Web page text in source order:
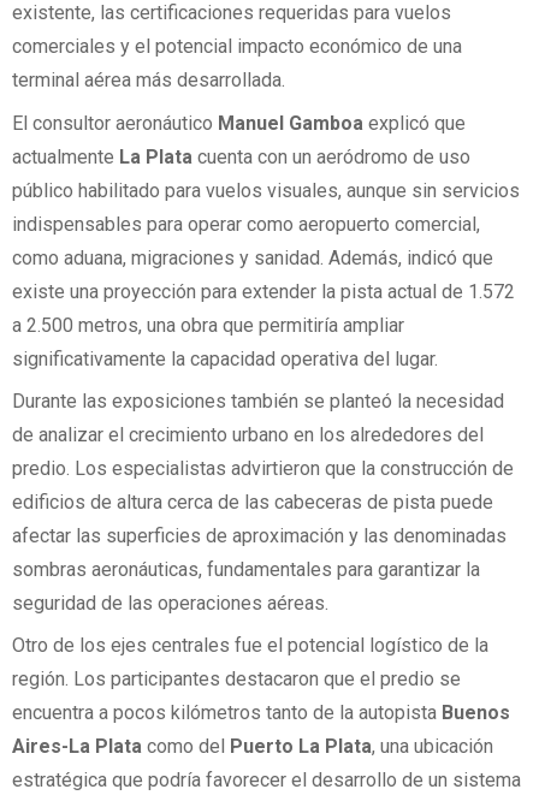
existente, las certificaciones requeridas para vuelos
comerciales y el potencial impacto económico de una
terminal aérea más desarrollada.
El consultor aeronáutico Manuel Gamboa explicó que
actualmente La Plata cuenta con un aeródromo de uso
público habilitado para vuelos visuales, aunque sin servicios
indispensables para operar como aeropuerto comercial,
como aduana, migraciones y sanidad. Además, indicó que
existe una proyección para extender la pista actual de 1.572
a 2.500 metros, una obra que permitiría ampliar
significativamente la capacidad operativa del lugar.
Durante las exposiciones también se planteó la necesidad
de analizar el crecimiento urbano en los alrededores del
predio. Los especialistas advirtieron que la construcción de
edificios de altura cerca de las cabeceras de pista puede
afectar las superficies de aproximación y las denominadas
sombras aeronáuticas, fundamentales para garantizar la
seguridad de las operaciones aéreas.
Otro de los ejes centrales fue el potencial logístico de la
región. Los participantes destacaron que el predio se
encuentra a pocos kilómetros tanto de la autopista Buenos
Aires-La Plata como del Puerto La Plata, una ubicación
estratégica que podría favorecer el desarrollo de un sistema